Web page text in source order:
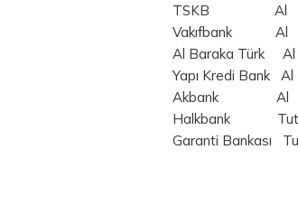
TSKB Al
Vakıfbank Al
Al Baraka Türk
Yapı Kredi Bank
Akbank Al
Halkbank
Garanti Bankası